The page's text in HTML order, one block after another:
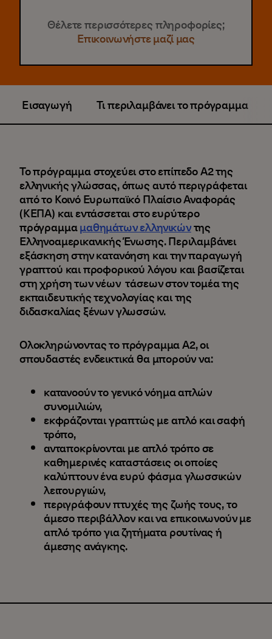
Θέλετε περισσότερες πληροφορίες;
Επικοινωνήστε μαζί μας
Εισαγωγή Τι περιλαμβάνει το πρόγραμμα
Το πρόγραμμα στοχεύει στο επίπεδο A2 της
ελληνικής γλώσσας, όπως αυτό περιγράφεται
από το Κοινό Ευρωπαϊκό Πλαίσιο Αναφοράς
(ΚΕΠΑ) και εντάσσεται στο ευρύτερο
πρόγραμμαμαθημάτων ελληνικώντης
Ελληνοαμερικανικής Ένωσης. Περιλαμβάνει
εξάσκηση στην κατανόηση και την παραγωγή
γραπτού και προφορικού λόγου και βασίζεται
στη χρήση των νέων τάσεων στον τομέα της
εκπαιδευτικής τεχνολογίας και της
διδασκαλίας ξένων γλωσσών.
Ολοκληρώνοντας το πρόγραμμα Α2, οι
σπουδαστές ενδεικτικά θα μπορούν να:
κατανοούν το γενικό νόημα απλών
συνομιλιών,
εκφράζονται γραπτώς με απλό και σαφή
τρόπο,
ανταποκρίνονται με απλό τρόπο σε
καθημερινές καταστάσεις οι οποίες
καλύπτουν ένα ευρύ φάσμα γλωσσικών
λειτουργιών,
περιγράφουν πτυχές της ζωής τους, το
άμεσο περιβάλλον και να επικοινωνούν με
απλό τρόπο για ζητήματα ρουτίνας ή
άμεσης ανάγκης.